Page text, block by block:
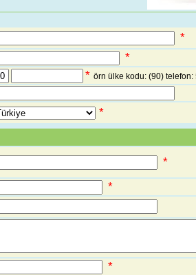
*
*
* örn ülke kodu: (90)
*
*
*
*